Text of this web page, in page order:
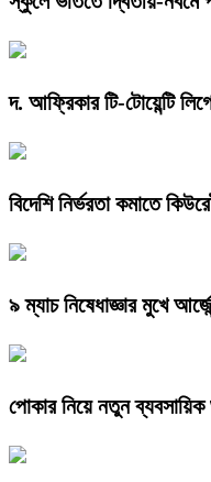
দ. আফ্রিকার টি-টোয়েন্টি
বিদেশি নির্ভরতা কমাতে
৯ ম্যাচ নিষেধাজ্ঞার মুখে
পোকার নিয়ে নতুন ব্যবসায়িক